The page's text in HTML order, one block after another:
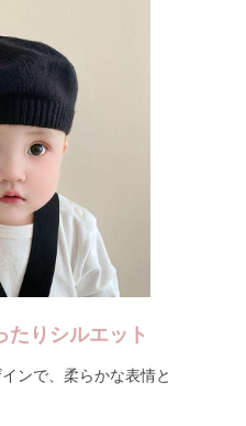
たりシルエット
ンで、柔らかな表情と